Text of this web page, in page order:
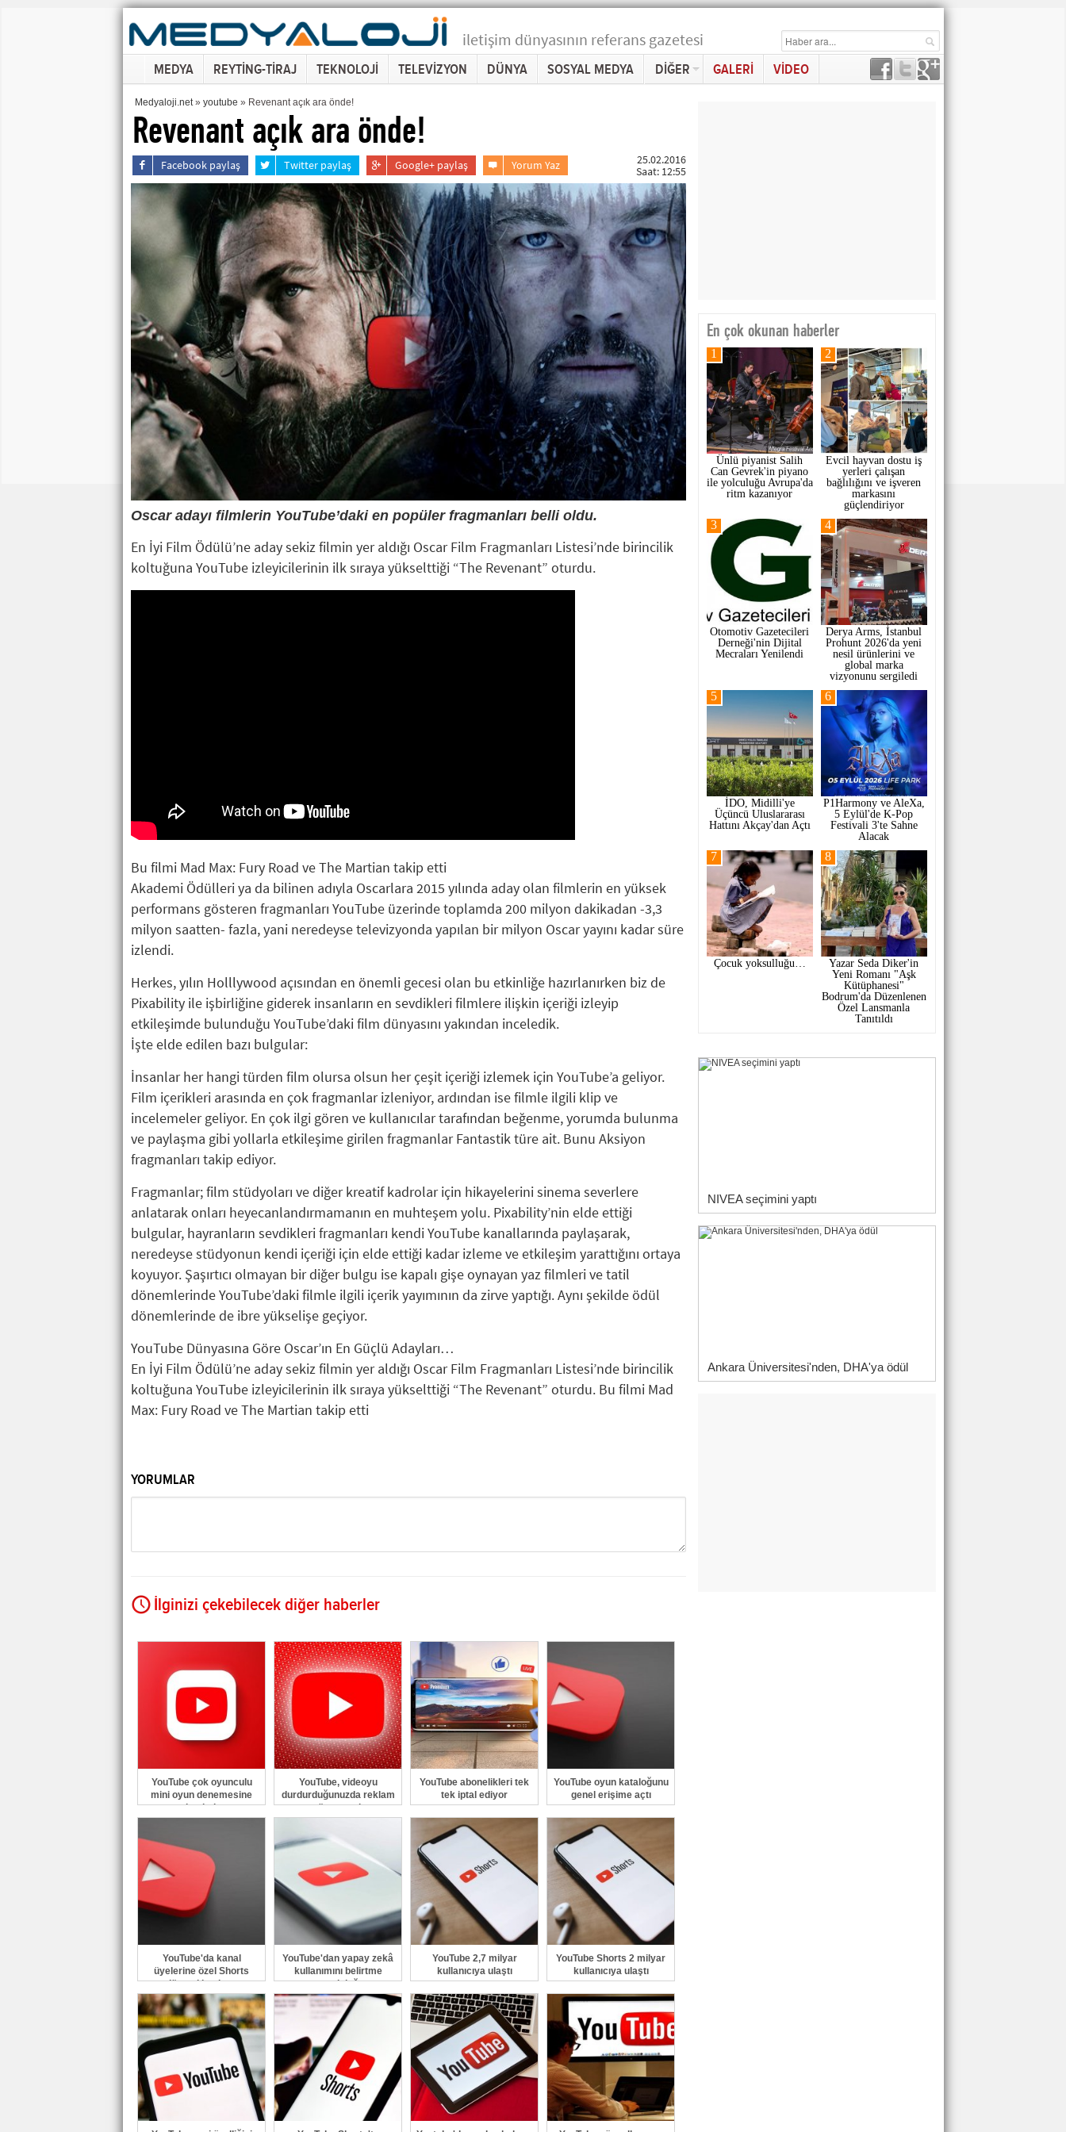
iletişim dünyasının referans gazetesi
MEDYA REYTİNG-TİRAJ TEKNOLOJİ TELEVİZYON DÜNYA SOSYAL MEDYA DİĞER GALERİ VİDEO
Revenant açık ara önde!
Medyaloji.net» youtube » Revenant açık ara önde!
Facebook paylaş Twitter paylaş Google+ paylaş Yorum Yaz
25.02.2016
Saat: 12:55
Oscar adayı filmlerin YouTube’daki en popüler fragmanları belli oldu.
En İyi Film Ödülü’ne aday sekiz filmin yer aldığı Oscar Film Fragmanları Listesi’nde birincilik
koltuğuna YouTube izleyicilerinin ilk sıraya yükselttiği “The Revenant” oturdu.
Bu filmi Mad Max: Fury Road ve The Martian takip etti
Akademi Ödülleri ya da bilinen adıyla Oscarlara 2015 yılında aday olan filmlerin en yüksek
performans gösteren fragmanları YouTube üzerinde toplamda 200 milyon dakikadan -3,3
milyon saatten- fazla, yani neredeyse televizyonda yapılan bir milyon Oscar yayını kadar süre
izlendi.
Herkes, yılın Holllywood açısından en önemli gecesi olan bu etkinliğe hazırlanırken biz de
Pixability ile işbirliğine giderek insanların en sevdikleri filmlere ilişkin içeriği izleyip
etkileşimde bulunduğu YouTube’daki film dünyasını yakından inceledik.
İşte elde edilen bazı bulgular:
İnsanlar her hangi türden film olursa olsun her çeşit içeriği izlemek için YouTube’a geliyor.
Film içerikleri arasında en çok fragmanlar izleniyor, ardından ise filmle ilgili klip ve
incelemeler geliyor. En çok ilgi gören ve kullanıcılar tarafından beğenme, yorumda bulunma
ve paylaşma gibi yollarla etkileşime girilen fragmanlar Fantastik türe ait. Bunu Aksiyon
fragmanları takip ediyor.
Fragmanlar; film stüdyoları ve diğer kreatif kadrolar için hikayelerini sinema severlere
anlatarak onları heyecanlandırmamanın en muhteşem yolu. Pixability’nin elde ettiği
bulgular, hayranların sevdikleri fragmanları kendi YouTube kanallarında paylaşarak,
neredeyse stüdyonun kendi içeriği için elde ettiği kadar izleme ve etkileşim yarattığını ortaya
koyuyor. Şaşırtıcı olmayan bir diğer bulgu ise kapalı gişe oynayan yaz filmleri ve tatil
dönemlerinde YouTube’daki filmle ilgili içerik yayımının da zirve yaptığı. Aynı şekilde ödül
dönemlerinde de ibre yükselişe geçiyor.
YouTube Dünyasına Göre Oscar’ın En Güçlü Adayları…
En İyi Film Ödülü’ne aday sekiz filmin yer aldığı Oscar Film Fragmanları Listesi’nde birincilik
koltuğuna YouTube izleyicilerinin ilk sıraya yükselttiği “The Revenant” oturdu. Bu filmi Mad
Max: Fury Road ve The Martian takip etti
YORUMLAR
İlginizi çekebilecek diğer haberler
YouTube çok oyunculu
mini oyun denemesine
başladı
YouTube, videoyu
durdurduğunuzda reklam
gösterecek
YouTube abonelikleri tek
tek iptal ediyor
YouTube oyun kataloğunu
genel erişime açtı
YouTube'da kanal
üyelerine özel Shorts
dönemi başlıyor
YouTube'dan yapay zekâ
kullanımını belirtme
zorunluluğu
YouTube 2,7 milyar
kullanıcıya ulaştı
YouTube Shorts 2 milyar
kullanıcıya ulaştı
En çok okunan haberler
Ünlü piyanist Salih
Can Gevrek'in piyano
ile yolculuğu Avrupa'da
ritm kazanıyor
1
Evcil hayvan dostu iş
yerleri çalışan
bağlılığını ve işveren
markasını
güçlendiriyor
2
Otomotiv Gazetecileri
Derneği'nin Dijital
Mecraları Yenilendi
3
Derya Arms, İstanbul
Prohunt 2026'da yeni
nesil ürünlerini ve
global marka
vizyonunu sergiledi
4
İDO, Midilli'ye
Üçüncü Uluslararası
Hattını Akçay'dan Açtı
5
P1Harmony ve AleXa,
5 Eylül'de K-Pop
Festivali 3'te Sahne
Alacak
6
Çocuk yoksulluğu…
7
Yazar Seda Diker'in
Yeni Romanı "Aşk
Kütüphanesi"
Bodrum'da Düzenlenen
Özel Lansmanla
Tanıtıldı
8
NIVEA seçimini yaptı
Ankara Üniversitesi'nden, DHA'ya ödül